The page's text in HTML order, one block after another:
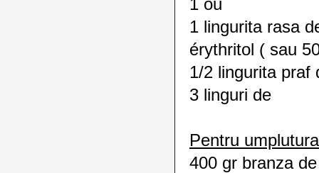
1 ou
1 lingurita rasa
érythritol ( sau
1/2 lingurita praf
3 linguri de
Pentru
400 gr branza